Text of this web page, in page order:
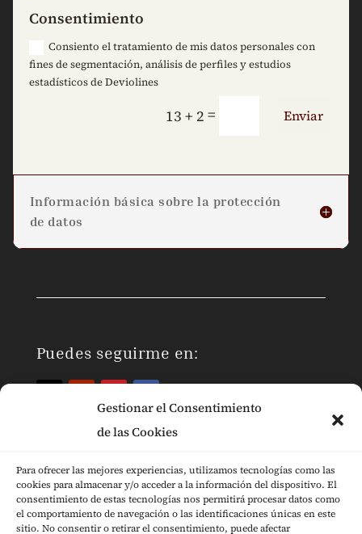
Gestionar el Consentimiento
de las Cookies
Para ofrecer las mejores experiencias, utilizamos tecnologías como las
cookies para almacenar y/o acceder a la información del dispositivo. El
consentimiento de estas tecnologías nos permitirá procesar datos como
el comportamiento de navegación o las identificaciones únicas en este
sitio. No consentir o retirar el consentimiento, puede afectar
Consentimiento
Consiento el tratamiento de mis datos personales con
fines de segmentación, análisis de perfiles y estudios
estadísticos de Deviolines
13 + 2 = Enviar
Información básica sobre la protección
de datos
Puedes seguirme en:
Páginas Legales